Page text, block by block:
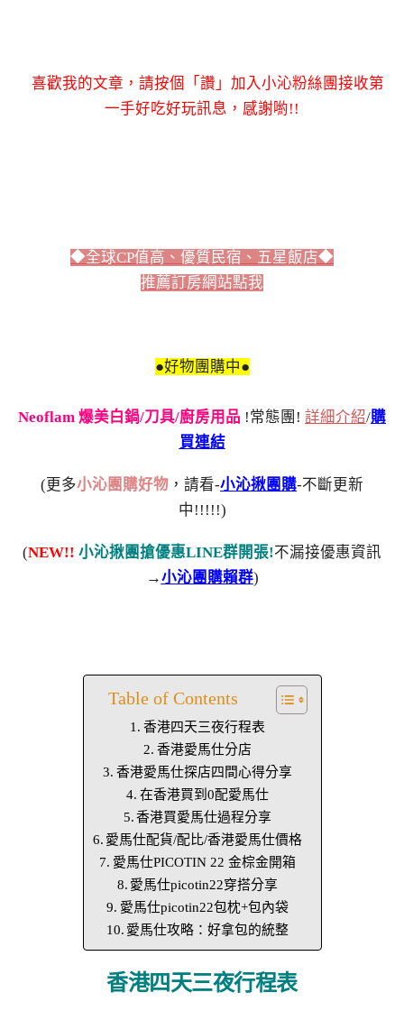
喜歡我的文章，請按個「讚」加入小沁粉絲團接收第
一手好吃好玩訊息，感謝喲!!
◆全球CP值高、優質民宿、五星飯店◆
推薦訂房網站點我
●好物團購中●
Neoflam 爆美白鍋/刀具/廚房用品 !常態團! 詳細介紹/購
買連結
(更多小沁團購好物 ，請看-小沁揪團購-不斷更新
中!!!!!)
(NEW!! 小沁揪團搶優惠LINE群開張!不漏接優惠資訊
→小沁團購賴群)
Table of Contents
香港四天三夜行程表
香港愛馬仕分店
香港愛馬仕探店四間心得分享
在香港買到0配愛馬仕
香港買愛馬仕過程分享
愛馬仕配貨/配比/香港愛馬仕價格
愛馬仕PICOTIN 22 金棕金開箱
愛馬仕picotin22穿搭分享
愛馬仕picotin22包枕+包內袋
愛馬仕攻略：好拿包的統整
香港四天三夜行程表